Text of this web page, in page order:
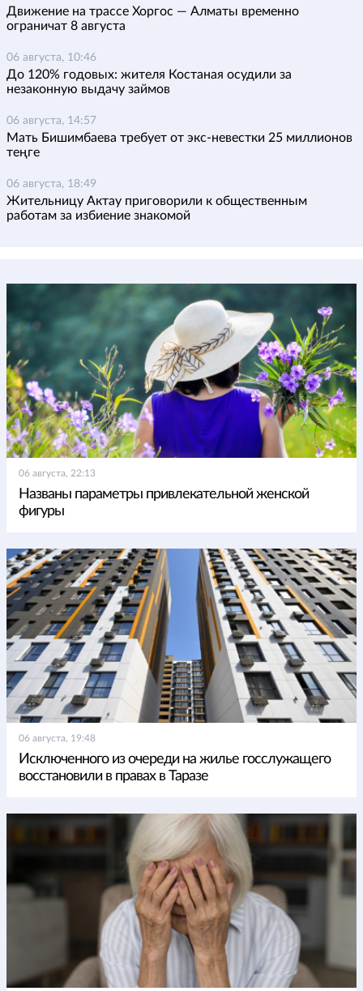
Движение на трассе Хоргос — Алматы временно
ограничат 8 августа
06 августа, 10:46
До 120% годовых: жителя Костаная осудили за
незаконную выдачу займов
06 августа, 14:57
Мать Бишимбаева требует от экс-невестки 25 миллионов
теңге
06 августа, 18:49
Жительницу Актау приговорили к общественным
работам за избиение знакомой
06 августа, 22:13
Названы параметры привлекательной женской
фигуры
06 августа, 19:48
Исключенного из очереди на жилье госслужащего
восстановили в правах в Таразе